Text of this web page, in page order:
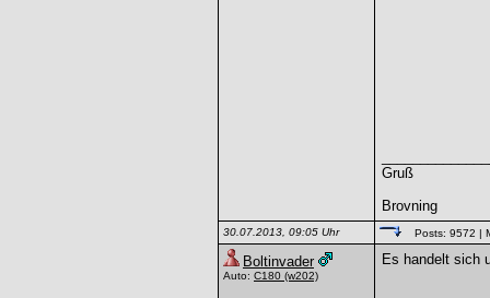
Gruß
Brovning
30.07.2013, 09:05 Uhr Posts: 9572 |
Boltinvader
Auto: C180 (w202)
Es handelt sich